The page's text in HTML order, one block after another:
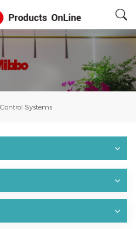
Control Systems